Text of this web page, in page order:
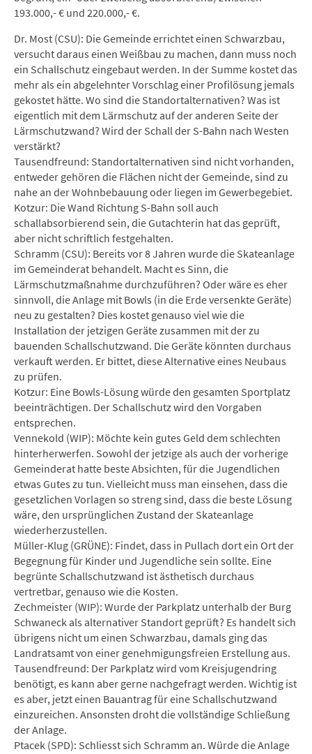
193.000,- € und 220.000,- €.
Dr. Most (CSU): Die Gemeinde errichtet einen Schwarzbau,
versucht daraus einen Weißbau zu machen, dann muss noch
ein Schallschutz eingebaut werden. In der Summe kostet das
mehr als ein abgelehnter Vorschlag einer Profilösung jemals
gekostet hätte. Wo sind die Standortalternativen? Was ist
eigentlich mit dem Lärmschutz auf der anderen Seite der
Lärmschutzwand? Wird der Schall der S-Bahn nach Westen
verstärkt?
Tausendfreund: Standortalternativen sind nicht vorhanden,
entweder gehören die Flächen nicht der Gemeinde, sind zu
nahe an der Wohnbebauung oder liegen im Gewerbegebiet.
Kotzur: Die Wand Richtung S-Bahn soll auch
schallabsorbierend sein, die Gutachterin hat das geprüft,
aber nicht schriftlich festgehalten.
Schramm (CSU): Bereits vor 8 Jahren wurde die Skateanlage
im Gemeinderat behandelt. Macht es Sinn, die
Lärmschutzmaßnahme durchzuführen? Oder wäre es eher
sinnvoll, die Anlage mit Bowls (in die Erde versenkte Geräte)
neu zu gestalten? Dies kostet genauso viel wie die
Installation der jetzigen Geräte zusammen mit der zu
bauenden Schallschutzwand. Die Geräte könnten durchaus
verkauft werden. Er bittet, diese Alternative eines Neubaus
zu prüfen.
Kotzur: Eine Bowls-Lösung würde den gesamten Sportplatz
beeinträchtigen. Der Schallschutz wird den Vorgaben
entsprechen.
Vennekold (WIP): Möchte kein gutes Geld dem schlechten
hinterherwerfen. Sowohl der jetzige als auch der vorherige
Gemeinderat hatte beste Absichten, für die Jugendlichen
etwas Gutes zu tun. Vielleicht muss man einsehen, dass die
gesetzlichen Vorlagen so streng sind, dass die beste Lösung
wäre, den ursprünglichen Zustand der Skateanlage
wiederherzustellen.
Müller-Klug (GRÜNE): Findet, dass in Pullach dort ein Ort der
Begegnung für Kinder und Jugendliche sein sollte. Eine
begrünte Schallschutzwand ist ästhetisch durchaus
vertretbar, genauso wie die Kosten.
Zechmeister (WIP): Wurde der Parkplatz unterhalb der Burg
Schwaneck als alternativer Standort geprüft? Es handelt sich
übrigens nicht um einen Schwarzbau, damals ging das
Landratsamt von einer genehmigungsfreien Erstellung aus.
Tausendfreund: Der Parkplatz wird vom Kreisjugendring
benötigt, es kann aber gerne nachgefragt werden. Wichtig ist
es aber, jetzt einen Bauantrag für eine Schallschutzwand
einzureichen. Ansonsten droht die vollständige Schließung
der Anlage.
Ptacek (SPD): Schliesst sich Schramm an. Würde die Anlage